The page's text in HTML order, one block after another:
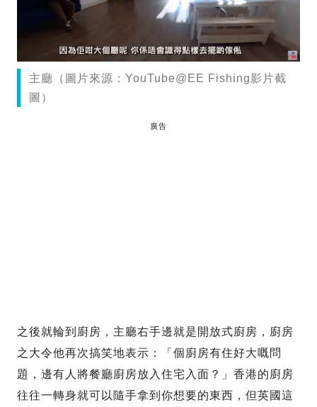
主廳（圖片來源：YouTube@EE Fishing影片截
圖）
廣告
之後就輪到廚房，主廳右手邊就是開放式廚房，廚房
之大令他再次搞笑地表示：「個廚房有住好大嘅問
題，邊有人將餐廳廚房放入住宅入面？」香港的廚房
往往一轉身就可以隨手拿到你想要的東西，但英國這